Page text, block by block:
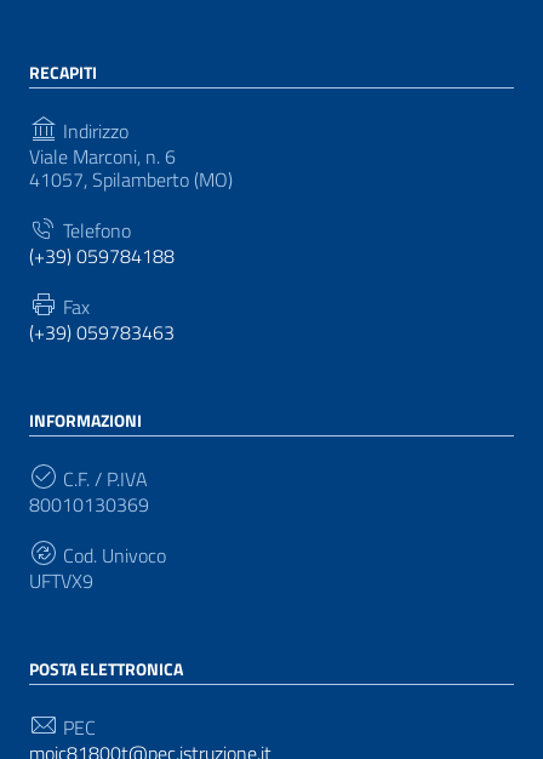
RECAPITI
Indirizzo
Viale Marconi, n. 6
41057, Spilamberto (MO)
Telefono
(+39) 059784188
Fax
(+39) 059783463
INFORMAZIONI
C.F. / P.IVA
80010130369
Cod. Univoco
UFTVX9
POSTA ELETTRONICA
PEC
moic81800t@pec.istruzione.it